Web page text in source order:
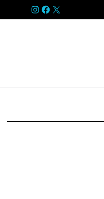
INSTAGRAM
FACEBOOK
X